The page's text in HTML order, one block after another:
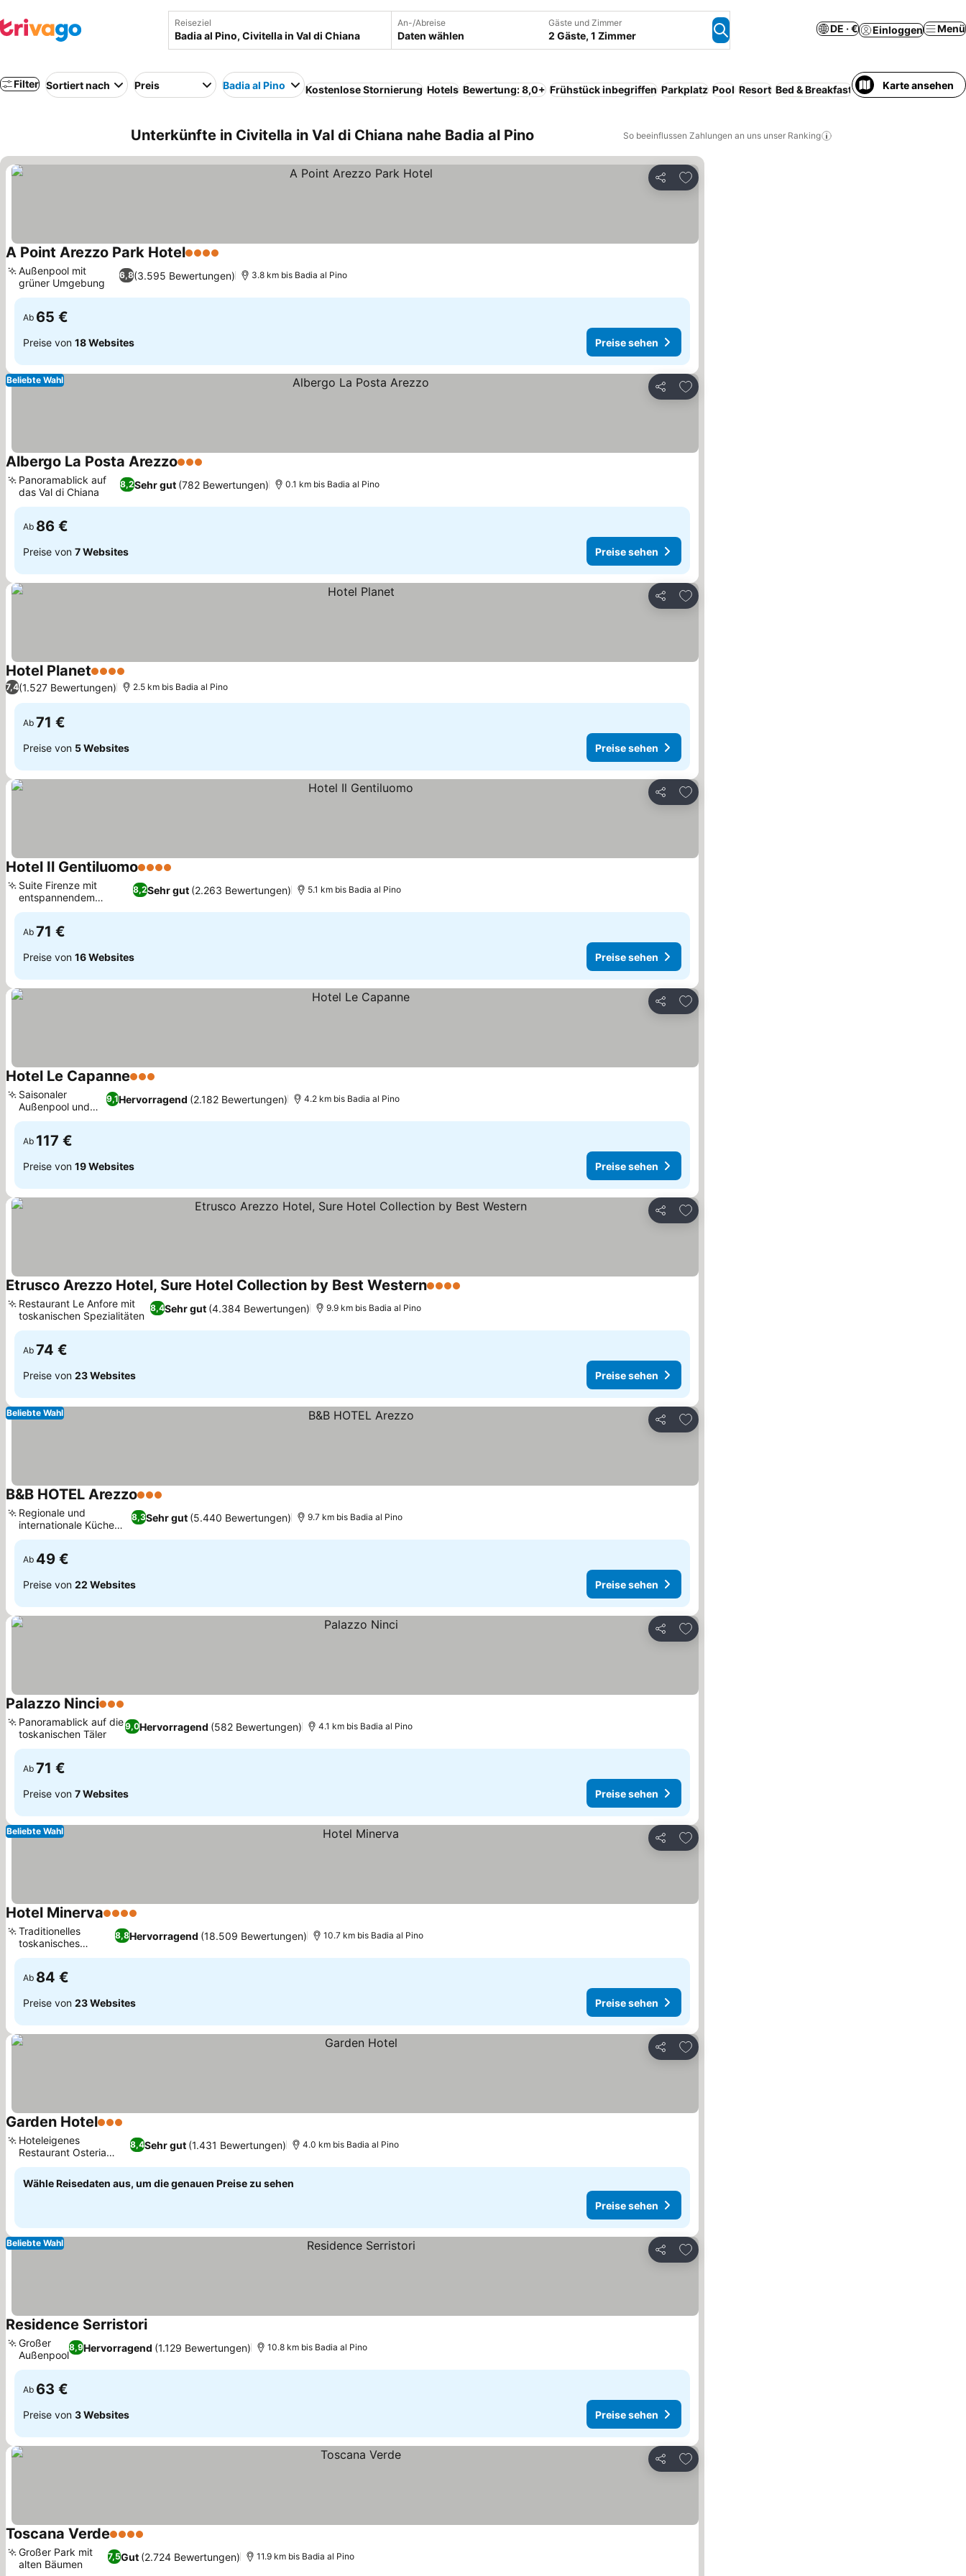
Reiseziel An-/Abreise
Daten wählen
Gäste und Zimmer
2 Gäste, 1 Zimmer
DE · € Einloggen Menü
Filter Sortiert nach Preis Badia al Pino Kostenlose Stornierung Hotels Bewertung: 8,0+ Frühstück inbegriffen Parkplatz Pool Resort Bed & Breakfast Serviced apartment
Karte ansehen
Unterkünfte in Civitella in Val di Chiana nahe Badia al Pino So beeinflussen Zahlungen an uns unser Ranking
Teilen
Zu Favoriten hinzufügen
A Point Arezzo Park Hotel4 Sterne
6,8(3.595 Bewertungen)
Außenpool mit
grüner Umgebung
3.8 km bis Badia al Pino
Ab 65 €
Preise von 18 Websites Preise sehen
Teilen
Zu Favoriten hinzufügen
Beliebte Wahl
Albergo La Posta Arezzo3 Sterne
8,2Sehr gut (782 Bewertungen)
Panoramablick auf
das Val di Chiana
0.1 km bis Badia al Pino
Ab 86 €
Preise von 7 Websites Preise sehen
Teilen
Zu Favoriten hinzufügen
Hotel Planet4 SternePreise sehen
7,4(1.527 Bewertungen) 2.5 km bis Badia al Pino
Ab 71 €
Preise von 5 Websites Preise sehen
Teilen
Zu Favoriten hinzufügen
Hotel Il Gentiluomo4 Sterne
8,2Sehr gut (2.263 Bewertungen)
Suite Firenze mit
entspannendem
Whirlpool
5.1 km bis Badia al Pino
Ab 71 €
Preise von 16 Websites Preise sehen
Teilen
Zu Favoriten hinzufügen
Hotel Le Capanne3 Sterne
9,1Hervorragend (2.182 Bewertungen)
Saisonaler
Außenpool und
Garten
4.2 km bis Badia al Pino
Ab 117 €
Preise von 19 Websites Preise sehen
Teilen
Zu Favoriten hinzufügen
Etrusco Arezzo Hotel, Sure Hotel Collection by Best Western4 Sterne
8,4Sehr gut (4.384 Bewertungen)
Restaurant Le Anfore mit
toskanischen Spezialitäten
9.9 km bis Badia al Pino
Ab 74 €
Preise von 23 Websites Preise sehen
Teilen
Zu Favoriten hinzufügen
Beliebte Wahl
B&B HOTEL Arezzo3 Sterne
8,3Sehr gut (5.440 Bewertungen)
Regionale und
internationale Küche
vor Ort
9.7 km bis Badia al Pino
Ab 49 €
Preise von 22 Websites Preise sehen
Teilen
Zu Favoriten hinzufügen
Palazzo Ninci3 Sterne
9,0Hervorragend (582 Bewertungen)
Panoramablick auf die
toskanischen Täler
4.1 km bis Badia al Pino
Ab 71 €
Preise von 7 Websites Preise sehen
Teilen
Zu Favoriten hinzufügen
Beliebte Wahl
Hotel Minerva4 Sterne
8,8Hervorragend (18.509 Bewertungen)
Traditionelles
toskanisches
Restaurant
10.7 km bis Badia al Pino
Ab 84 €
Preise von 23 Websites Preise sehen
Teilen
Zu Favoriten hinzufügen
Garden Hotel3 Sterne
8,4Sehr gut (1.431 Bewertungen)
Hoteleigenes
Restaurant Osteria
Moderna
4.0 km bis Badia al Pino
Wähle Reisedaten aus, um die genauen Preise zu sehen
Preise sehen
Teilen
Zu Favoriten hinzufügen
Beliebte Wahl
Residence SerristoriPreise sehen
8,9Hervorragend (1.129 Bewertungen)
Großer
Außenpool
10.8 km bis Badia al Pino
Ab 63 €
Preise von 3 Websites Preise sehen
Teilen
Zu Favoriten hinzufügen
Toscana Verde4 Sterne
7,5Gut (2.724 Bewertungen)
Großer Park mit
alten Bäumen
11.9 km bis Badia al Pino